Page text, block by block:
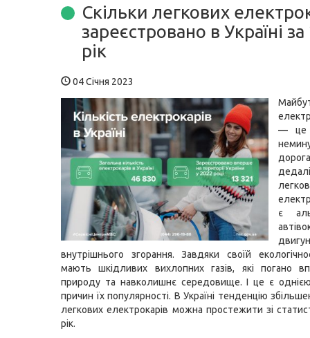
Скільки легкових
зареєстровано в Україні
рік
04 Січня 2023
— це
є
внутрішнього згорання. Завдяки своїй
мають шкідливих вихлопних газів, які погано
природу та навколишнє середовище. І це є
причин їх популярності. В Україні тенденцію
легкових електрокарів можна простежити зі
рік.